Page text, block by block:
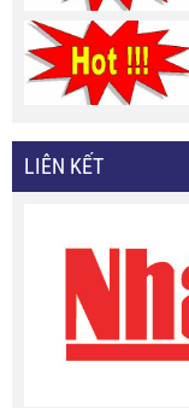
LIÊN KẾT